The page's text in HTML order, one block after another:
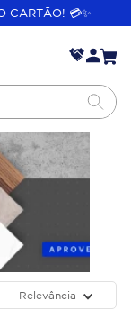
CARTÃO! 💳✨
Relevância